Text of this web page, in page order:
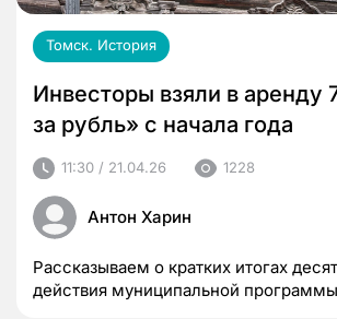
Томск. История
Инвесторы взяли в аренду
за рубль» с начала года
11:30 / 21.04.26 1228
Антон Харин
Рассказываем о кратких итогах
действия муниципальной программы